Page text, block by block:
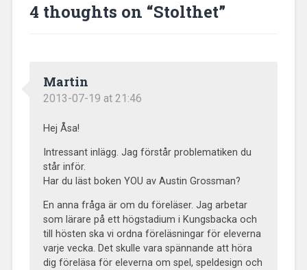
4 thoughts on “Stolthet”
Martin
2013-07-19 at 21:46
Hej Åsa!
Intressant inlägg. Jag förstår problematiken du
står inför.
Har du läst boken YOU av Austin Grossman?
En anna fråga är om du föreläser. Jag arbetar
som lärare på ett högstadium i Kungsbacka och
till hösten ska vi ordna föreläsningar för eleverna
varje vecka. Det skulle vara spännande att höra
dig föreläsa för eleverna om spel, speldesign och